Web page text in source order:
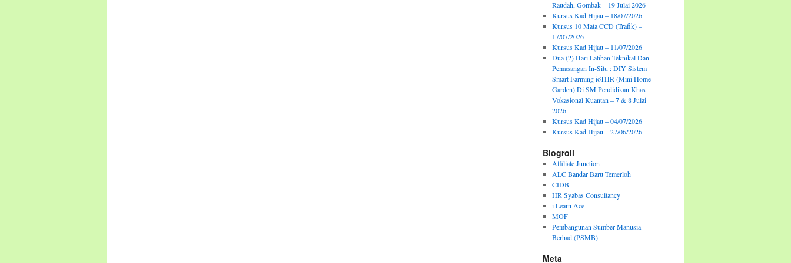
Raudah, Gombak – 19 Julai 2026
Kursus Kad Hijau – 18/07/2026
Kursus 10 Mata CCD (Trafik) –
17/07/2026
Kursus Kad Hijau – 11/07/2026
Dua (2) Hari Latihan Teknikal Dan
Pemasangan In-Situ : DIY Sistem
Smart Farming ioTHR (Mini Home
Garden) Di SM Pendidikan Khas
Vokasional Kuantan – 7 & 8 Julai
2026
Kursus Kad Hijau – 04/07/2026
Kursus Kad Hijau – 27/06/2026
Blogroll
Affiliate Junction
ALC Bandar Baru Temerloh
CIDB
HR Syabas Consultancy
i Learn Ace
MOF
Pembangunan Sumber Manusia
Berhad (PSMB)
Meta